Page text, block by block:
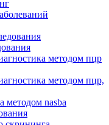
методом пцр
методом пцр,
методом nasba